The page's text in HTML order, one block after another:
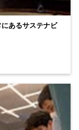
あるサステナビ